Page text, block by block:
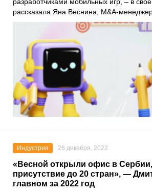
разработчиками мобильных игр, – в
рассказала Яна Веснина, M&A-
Индустрия 26 декабря, 2022
«Весной открыли офис в
присутствие до 20 стран», —
главном за 2022 год